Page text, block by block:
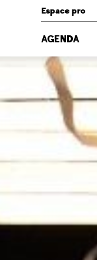
Espace pro
AGENDA